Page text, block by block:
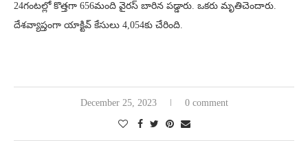
24గంటల్లో కొత్తగా 656మంది వైరస్ బారిన పడ్డారు. ఒకరు మృతిచెందారు.
దేశవ్యాప్తంగా యాక్టివ్ కేసులు 4,054కు చేరింది.
December 25, 2023 0 comment